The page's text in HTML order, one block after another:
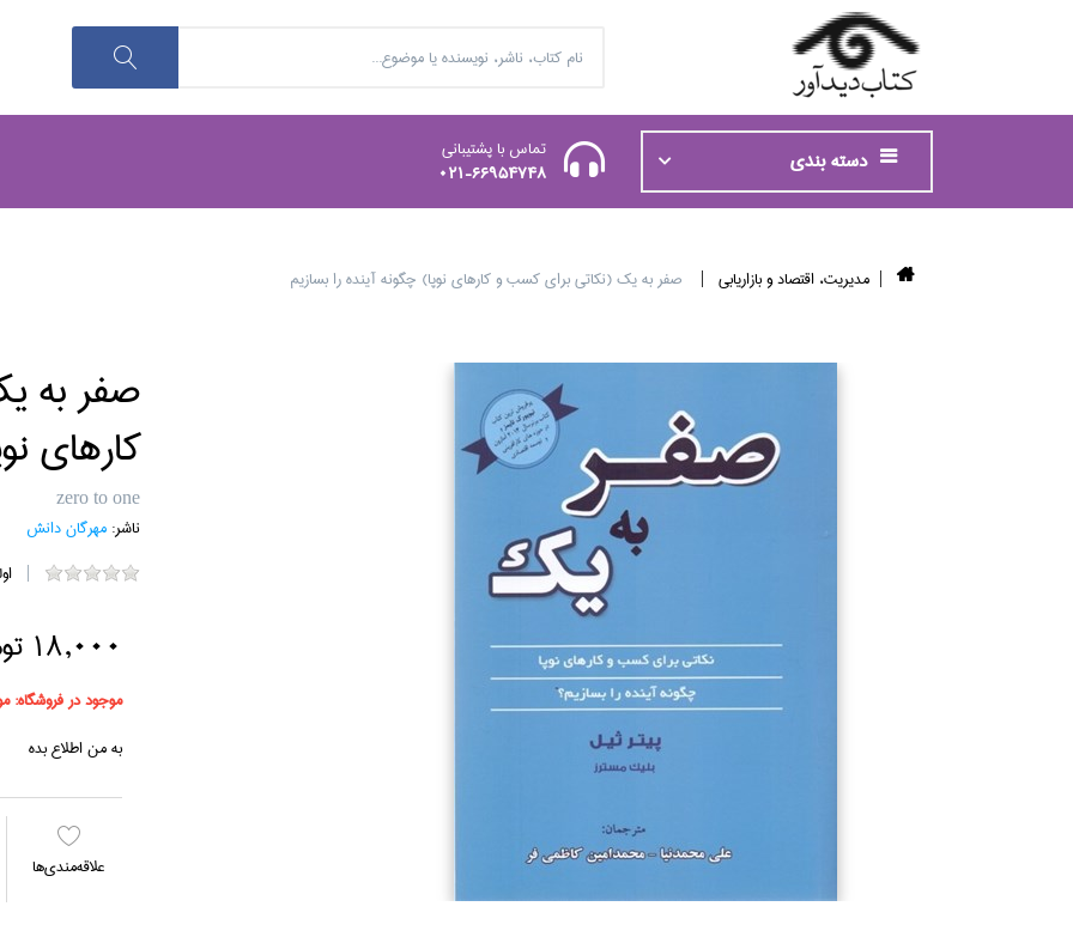
دسته بندی
تماس با پشتیبانی
021-66954748
مديريت، اقتصاد و بازاريابي صفر به يك (نكاتي براي كسب و كارهاي نوپا) چگونه آينده را بسازيم
صفر به
كارهاي
zero to one
ناشر: مهرگان دانش
18,000 تومان
موجود در فروشگاه:
به من اطلاع بده
علاقه‌مندي‌ها